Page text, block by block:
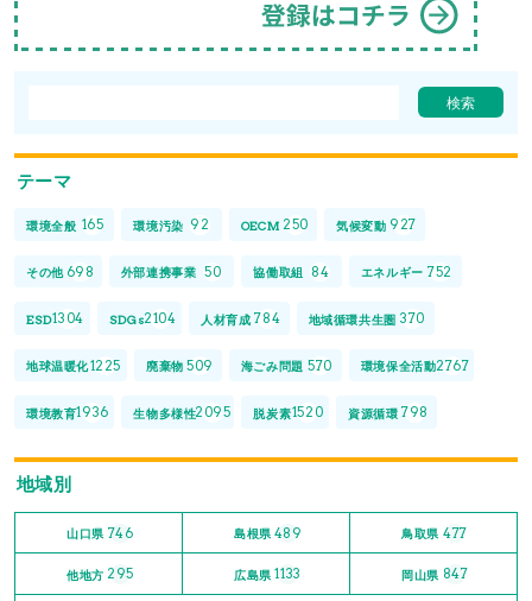
テーマ
環境全般 165 環境汚染 92 OECM 250 気候変動 927
その他 698 外部連携事業 50 協働取組 84 エネルギー 752
ESD1304 SDGs2104 人材育成 784 地域循環共生圏 370
地球温暖化1225 廃棄物 509 海ごみ問題 570 環境保全活動2767
環境教育1936 生物多様性2095 脱炭素1520 資源循環 798
地域別
山口県 746 島根県 489 鳥取県 477
他地方 295 広島県 1133 岡山県 847